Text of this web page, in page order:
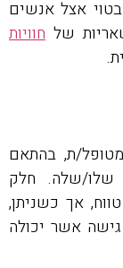
אצל אנשים
של חוויות
ת, בהתאם
שלו/שלה. חלק
אך כשניתן,
אשר יכולה